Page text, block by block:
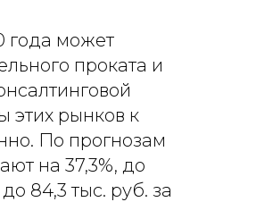
года может
проката и
этих рынков к
По прогнозам
на 37,3%, до
84,3 тыс. руб. за